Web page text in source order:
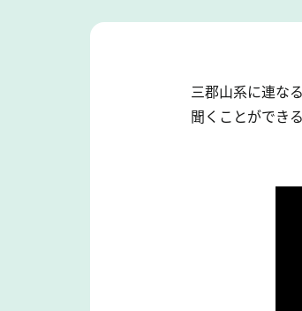
三郡山系に連な
聞くことができ